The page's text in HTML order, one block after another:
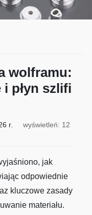
wolframu:
płyn szlifi
r.
wyświetleń: 12
jak
odpowiednie
kluczowe zasady
materiału.